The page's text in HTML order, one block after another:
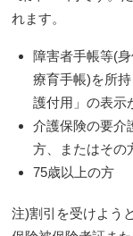
れます。
障害者手帳等(
療育手帳)を所
護付用」の表示
介護保険の要介
方、またはその
75歳以上の方
注)割引を受けよう